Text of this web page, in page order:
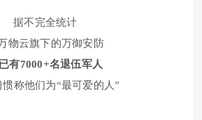
据不完全统计
物云旗下的万御安防
有7000+名退伍军人
惯称他们为“最可爱的人”